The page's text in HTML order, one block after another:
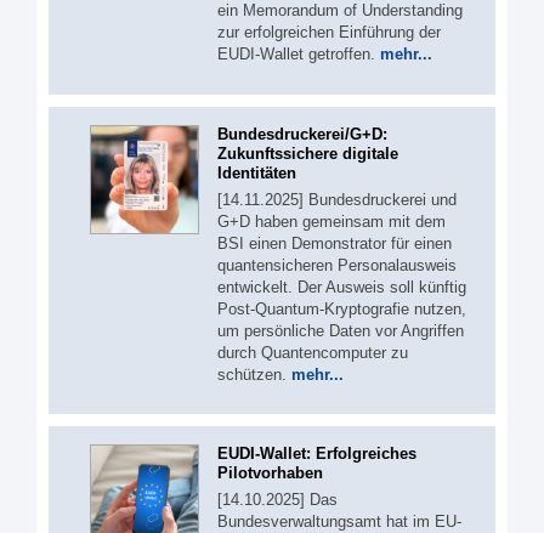
ein Memorandum of Understanding
zur erfolgreichen Einführung der
EUDI-Wallet getroffen. mehr...
Bundesdruckerei/G+D:
Zukunftssichere digitale
Identitäten
[14.11.2025] Bundesdruckerei und
G+D haben gemeinsam mit dem
BSI einen Demonstrator für einen
quantensicheren Personalausweis
entwickelt. Der Ausweis soll künftig
Post-Quantum-Kryptografie nutzen,
um persönliche Daten vor Angriffen
durch Quantencomputer zu
schützen. mehr...
EUDI-Wallet: Erfolgreiches
Pilotvorhaben
[14.10.2025] Das
Bundesverwaltungsamt hat im EU-